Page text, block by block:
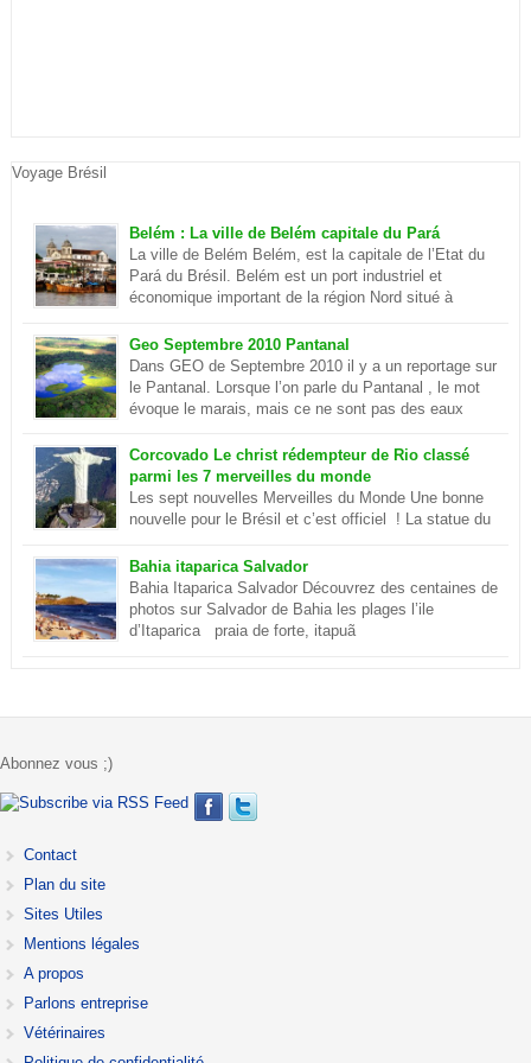
Voyage Brésil
Belém : La ville de Belém capitale du Pará
La ville de Belém Belém, est la capitale de l’Etat du
Pará du Brésil. Belém est un port industriel et
économique important de la région Nord situé à
Atlantique. Elle se situe sur la rivière Parà qui fait partie de
l’Amazone et elle est séparé du delta du plus […]
Geo Septembre 2010 Pantanal
Dans GEO de Septembre 2010 il y a un reportage sur
le Pantanal. Lorsque l’on parle du Pantanal , le mot
évoque le marais, mais ce ne sont pas des eaux
dans le Pantanal Le Pantanal est un paradis sur terre, c’est aussi
le plus grand delta […]
Corcovado Le christ rédempteur de Rio classé
parmi les 7 merveilles du monde
Les sept nouvelles Merveilles du Monde Une bonne
nouvelle pour le Brésil et c’est officiel ! La statue du
merveilles du monde . Ce sont environ cent millions d’internautes
qui les ont choisies lors d’un concours. En savoir plus sur le
Corcovado
Bahia itaparica Salvador
Bahia Itaparica Salvador Découvrez des centaines de
photos sur Salvador de Bahia les plages l’ile
d’Itaparica praia de forte, itapuã
Abonnez vous ;)
Contact
Plan du site
Sites Utiles
Mentions légales
A propos
Parlons entreprise
Vétérinaires